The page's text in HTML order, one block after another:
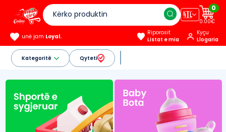
🇦🇱
0
0.00€
unë jam Loyal.
Riporosit
Listat e mia
Kyçu
Llogaria
Kategoritë Qyteti